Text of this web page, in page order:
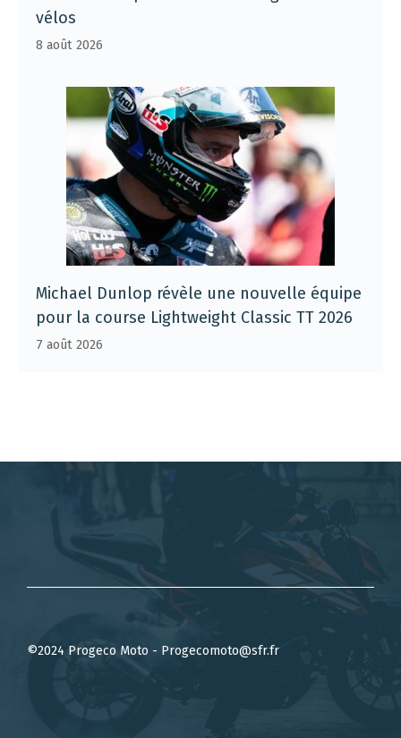
vélos
8 août 2026
Michael Dunlop révèle une nouvelle équipe
pour la course Lightweight Classic TT 2026
7 août 2026
©2024 Progeco Moto - Progecomoto@sfr.fr